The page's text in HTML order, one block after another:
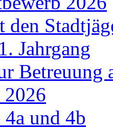
Jahrgang
Betreuung
2026
und 4b